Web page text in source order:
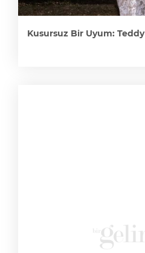
Kusursuz Bir Uyum: Teddy